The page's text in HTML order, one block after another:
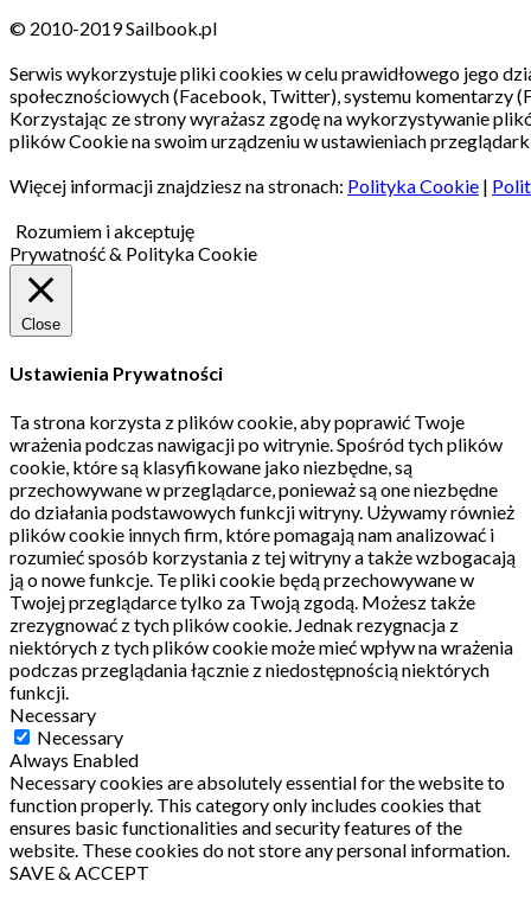
© 2010-2019 Sailbook.pl
Serwis wykorzystuje pliki cookies w celu prawidłowego jego
społecznościowych (Facebook, Twitter), systemu komentarzy
Korzystając ze strony wyrażasz zgodę na wykorzystywanie
plików Cookie na swoim urządzeniu w ustawieniach
Więcej informacji znajdziesz na stronach: Polityka Cookie |
Rozumiem i akceptuję
Prywatność & Polityka Cookie
Close
Ustawienia Prywatności
Ta strona korzysta z plików cookie, aby poprawić Twoje
wrażenia podczas nawigacji po witrynie. Spośród tych plików
cookie, które są klasyfikowane jako niezbędne, są
przechowywane w przeglądarce, ponieważ są one niezbędne
do działania podstawowych funkcji witryny. Używamy również
plików cookie innych firm, które pomagają nam analizować i
rozumieć sposób korzystania z tej witryny a także wzbogacają
ją o nowe funkcje. Te pliki cookie będą przechowywane w
Twojej przeglądarce tylko za Twoją zgodą. Możesz także
zrezygnować z tych plików cookie. Jednak rezygnacja z
niektórych z tych plików cookie może mieć wpływ na wrażenia
podczas przeglądania łącznie z niedostępnością niektórych
funkcji.
Necessary
Necessary
Always Enabled
Necessary cookies are absolutely essential for the website to
function properly. This category only includes cookies that
ensures basic functionalities and security features of the
website. These cookies do not store any personal information.
SAVE & ACCEPT